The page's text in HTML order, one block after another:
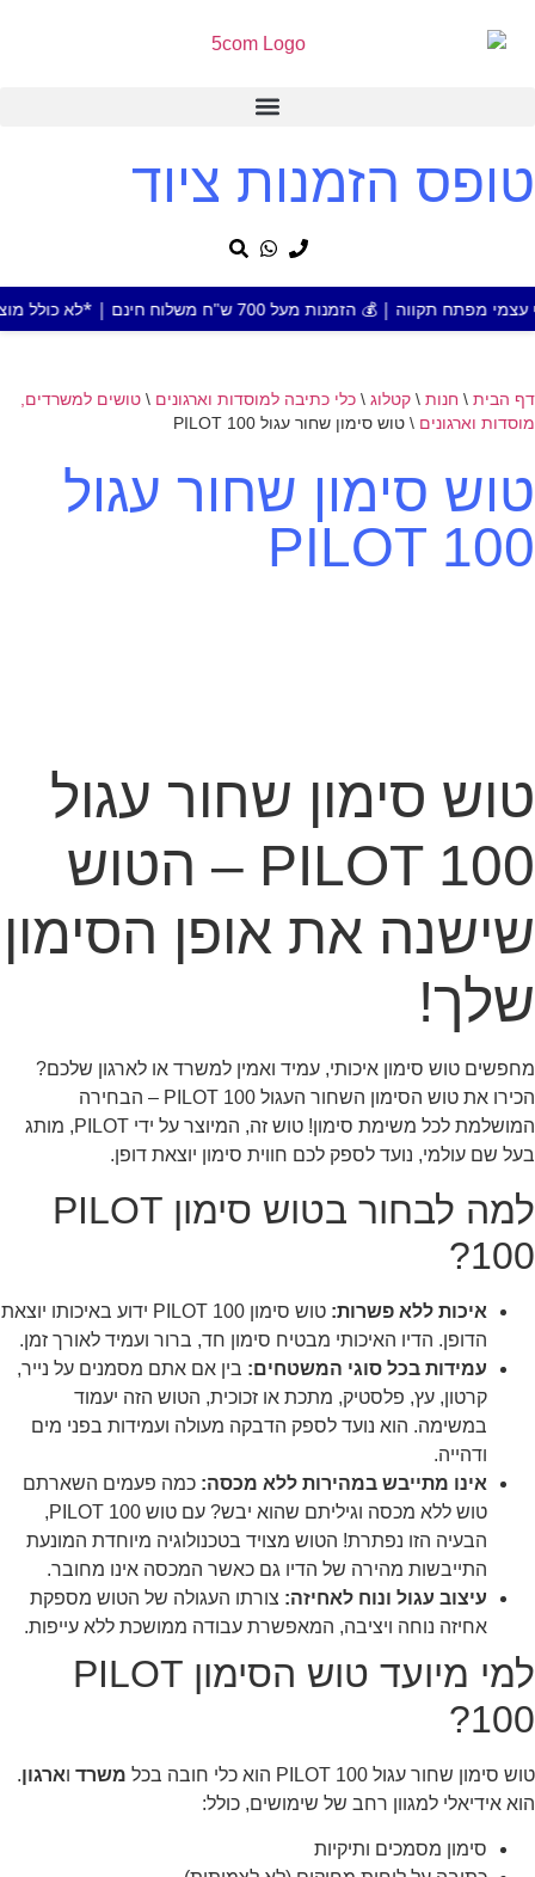
טופס הזמנות ציוד
700 ש"ח משלוח חינם | *לא כולל מוצר או אזור חריג
דף הבית \ חנות \ קטלוג \ כלי כתיבה למוסדות וארגונים \ טושים למשרדים,
מוסדות וארגונים \ טוש סימון שחור עגול PILOT 100
טוש סימון שחור עגול
PILOT 100
טוש סימון שחור עגול
PILOT 100 – הטוש
שישנה את אופן הסימון
שלך!
מחפשים טוש סימון איכותי, עמיד ואמין למשרד או לארגון שלכם?
הכירו את טוש הסימון השחור העגול PILOT 100 – הבחירה
המושלמת לכל משימת סימון! טוש זה, המיוצר על ידי PILOT, מותג
בעל שם עולמי, נועד לספק לכם חווית סימון יוצאת דופן.
למה לבחור בטוש סימון PILOT
100?
איכות ללא פשרות:
טוש סימון PILOT 100 ידוע באיכותו יוצאת
הדופן. הדיו האיכותי מבטיח סימון חד, ברור ועמיד לאורך זמן.
עמידות בכל סוגי המשטחים: בין אם אתם מסמנים על נייר,
קרטון, עץ, פלסטיק, מתכת או זכוכית, הטוש הזה יעמוד
במשימה. הוא נועד לספק הדבקה מעולה ועמידות בפני מים
ודהייה.
אינו מתייבש במהירות ללא מכסה: כמה פעמים השארתם
טוש ללא מכסה וגיליתם שהוא יבש? עם טוש PILOT 100,
הבעיה הזו נפתרת! הטוש מצויד בטכנולוגיה מיוחדת המונעת
התייבשות מהירה של הדיו גם כאשר המכסה אינו מחובר.
עיצוב עגול ונוח לאחיזה: צורתו העגולה של הטוש מספקת
אחיזה נוחה ויציבה, המאפשרת עבודה ממושכת ללא עייפות.
למי מיועד טוש הסימון PILOT
100?
טוש סימון שחור עגול PILOT 100 הוא כלי חובה בכל משרד וארגון.
הוא אידיאלי למגוון רחב של שימושים, כולל:
סימון מסמכים ותיקיות